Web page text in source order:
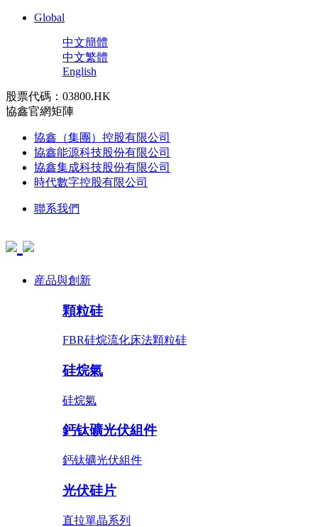
Global
中文簡體
中文繁體
English
股票代碼：03800.HK
協鑫官網矩陣
協鑫（集團）控股有限公司
協鑫能源科技股份有限公司
協鑫集成科技股份有限公司
時代數字控股有限公司
聯系我們
産品與創新
顆粒硅
FBR硅烷流化床法顆粒硅
硅烷氣
硅烷氣
鈣钛礦光伏組件
鈣钛礦光伏組件
光伏硅片
直拉單晶系列